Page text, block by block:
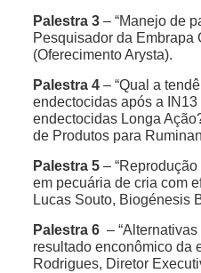
Palestra 3– “Manejo de
Pesquisador da Embrapa
(Oferecimento Arysta).
Palestra 4– “Qual a
endectocidas após a
endectocidas Longa
de Produtos para
Palestra 5 –
em pecuária de cria com
Lucas Souto, Biogénesis
Palestra 6 –
resultado enconômico da
Rodrigues, Diretor